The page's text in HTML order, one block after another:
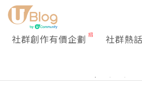
社群創作有價企劃 社群熱話